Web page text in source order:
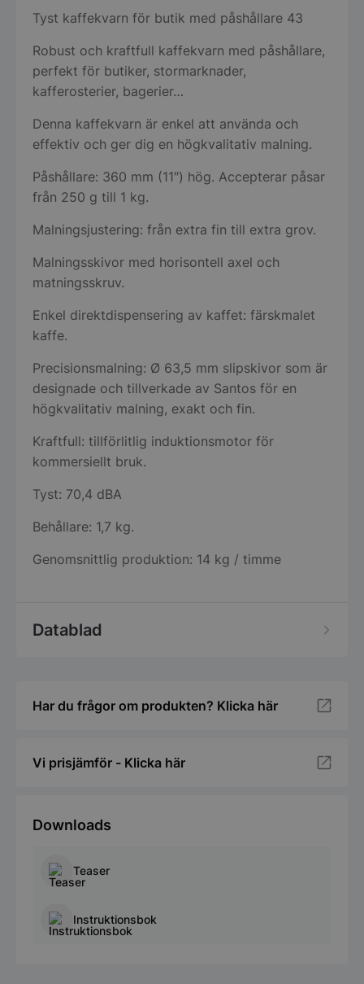
Tyst kaffekvarn för butik med påshållare 43
Robust och kraftfull kaffekvarn med påshållare,
perfekt för butiker, stormarknader,
kafferosterier, bagerier…
Denna kaffekvarn är enkel att använda och
effektiv och ger dig en högkvalitativ malning.
Påshållare: 360 mm (11″) hög. Accepterar påsar
från 250 g till 1 kg.
Malningsjustering: från extra fin till extra grov.
Malningsskivor med horisontell axel och
matningsskruv.
Enkel direktdispensering av kaffet: färskmalet
kaffe.
Precisionsmalning: Ø 63,5 mm slipskivor som är
designade och tillverkade av Santos för en
högkvalitativ malning, exakt och fin.
Kraftfull: tillförlitlig induktionsmotor för
kommersiellt bruk.
Tyst: 70,4 dBA
Behållare: 1,7 kg.
Genomsnittlig produktion: 14 kg / timme
Datablad
Har du frågor om produkten? Klicka här
Vi prisjämför - Klicka här
Downloads
Teaser
Instruktionsbok